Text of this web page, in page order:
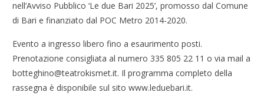
nell’Avviso Pubblico ‘Le due Bari 2025’, promosso dal Comune
di Bari e finanziato dal POC Metro 2014-2020.
Evento a ingresso libero fino a esaurimento posti.
Prenotazione consigliata al numero 335 805 22 11 o via mail a
botteghino@teatrokismet.it. Il programma completo della
rassegna è disponibile sul sito www.leduebari.it.